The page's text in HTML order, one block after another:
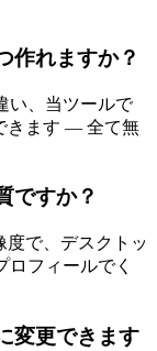
作れますか？
い、当ツールで
きます — 全て無
ですか？
度で、デスクトッ
ロフィールでく
変更できます